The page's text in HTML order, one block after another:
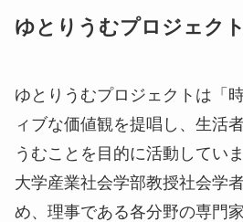
ゆとりうむプロジェク
ゆとりうむプロジェクトは 「
ィブな価値観を提唱し、 生活
うむことを目的に活動してい
大学産業社会学部教授社会学
め、理事である各分野の専門